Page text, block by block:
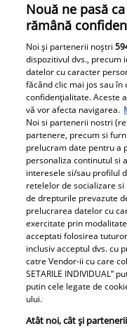
Mirabela
întâlnirea cu
India. Apariția
Doamne a
Nouă ne pasă
rămână
Noi și partenerii noștri
dispozitivul dvs., precum
datelor cu caracter
făcând clic mai jos sau
confidențialitate. Aceste
vă vor afecta navigarea.
Noi si partenerii nostri
partenere, precum si
prelucram date pentru a
personaliza continutul si
interesele si/sau profilul
retelelor de socializare
de drepturile prevazute
prelucrarea datelor cu
exercitate prin
acceptati folosirea
inclusiv acceptul dvs. cu
catre Vendor-ii cu care
SETARILE INDIVIDUAL”
putin cele legate de
ului.
Atât noi, cât și